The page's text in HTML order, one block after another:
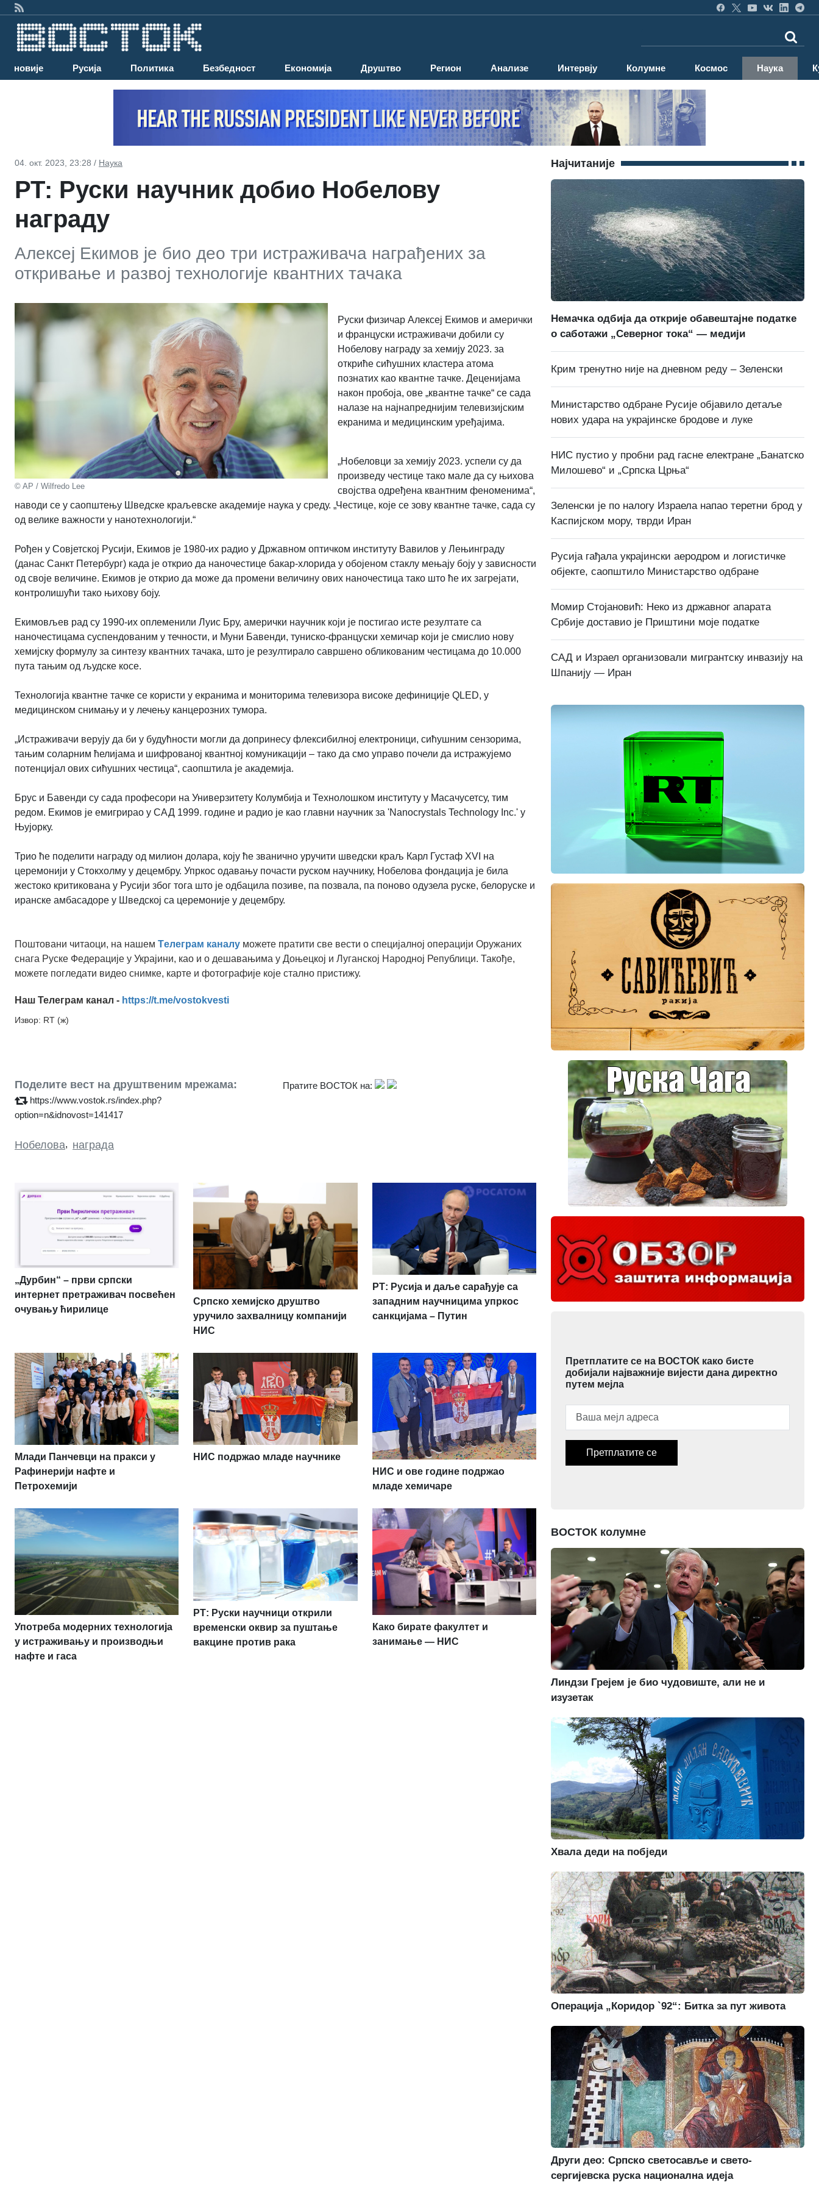
Најновије Русија Политика Безбедност Економија Друштво Регион Анализе Интервју Колумне Космос Наука
04. окт. 2023, 23:28 / Наука
РТ: Руски научник добио Нобелову
награду
Алексеј Екимов је био део три истраживача награђених за
откривање и развој технологије квантних тачака
© AP / Wilfredo Lee
Руски физичар Алексеј Екимов и амерички
и француски истраживачи добили су
Нобелову награду за хемију 2023. за
откриће сићушних кластера атома
познатих као квантне тачке. Деценијама
након пробоја, ове „квантне тачке“ се сада
налазе на најнапреднијим телевизијским
екранима и медицинским уређајима.
„Нобеловци за хемију 2023. успели су да
произведу честице тако мале да су њихова
својства одређена квантним феноменима“,
наводи се у саопштењу Шведске краљевске академије наука у среду. „Честице, које се зову квантне тачке, сада су
од велике важности у нанотехнологији.“
Рођен у Совјетској Русији, Екимов је 1980-их радио у Државном оптичком институту Вавилов у Лењинграду
(данас Санкт Петербург) када је открио да наночестице бакар-хлорида у обојеном стаклу мењају боју у зависности
од своје величине. Екимов је открио да може да промени величину ових наночестица тако што ће их загрејати,
контролишући тако њихову боју.
Екимовљев рад су 1990-их оплеменили Луис Бру, амерички научник који је постигао исте резултате са
наночестицама суспендованим у течности, и Муни Бавенди, туниско-француски хемичар који је смислио нову
хемијску формулу за синтезу квантних тачака, што је резултирало савршено обликованим честицама до 10.000
пута тањим од људске косе.
Технологија квантне тачке се користи у екранима и мониторима телевизора високе дефиниције QLED, у
медицинском снимању и у лечењу канцерозних тумора.
„Истраживачи верују да би у будућности могли да допринесу флексибилној електроници, сићушним сензорима,
тањим соларним ћелијама и шифрованој квантној комуникацији – тако да смо управо почели да истражујемо
потенцијал ових сићушних честица“, саопштила је академија.
Брус и Бавенди су сада професори на Универзитету Колумбија и Технолошком институту у Масачусетсу, тим
редом. Екимов је емигрирао у САД 1999. године и радио је као главни научник за 'Nanocrystals Technology Inc.' у
Њујорку.
Трио ће поделити награду од милион долара, коју ће званично уручити шведски краљ Карл Густаф XVI на
церемонији у Стокхолму у децембру. Упркос одавању почасти руском научнику, Нобелова фондација је била
жестоко критикована у Русији због тога што је одбацила позиве, па позвала, па поново одузела руске, белоруске и
иранске амбасадоре у Шведској са церемоније у децембру.
Поштовани читаоци, на нашем Tелеграм каналу можете пратити све вести о специјалној операцији Оружаних
снага Руске Федерације у Украјини, као и о дешавањима у Доњецкој и Луганској Народној Републици. Такође,
можете погледати видео снимке, карте и фотографије које стално пристижу.
Наш Телеграм канал - https://t.me/vostokvesti
Извор: RT (ж)
Поделите вест на друштвеним мрежама:
https://www.vostok.rs/index.php?
option=n&idnovost=141417
Пратите ВОСТОК на:
Нобелова, награда
„Дурбин“ – први српски
интернет претраживач посвећен
очувању ћирилице
Српско хемијско друштво
уручило захвалницу компанији
НИС
РТ: Русија и даље сарађује са
западним научницима упркос
санкцијама – Путин
Млади Панчевци на пракси у
Рафинерији нафте и
Петрохемији
НИС подржао младе научнике
НИС и ове године подржао
младе хемичаре
Употреба модерних технологија
у истраживању и производњи
нафте и гаса
РТ: Руски научници открили
временски оквир за пуштање
вакцине против рака
Како бирате факултет и
занимање — НИС
Најчитаније
Немачка одбија да открије обавештајне податке
о саботажи „Северног тока“ — медији
Крим тренутно није на дневном реду – Зеленски
Министарство одбране Русије објавило детаље
нових удара на украјинске бродове и луке
НИС пустио у пробни рад гасне електране „Банатско
Милошево“ и „Српска Црња“
Зеленски је по налогу Израела напао теретни брод у
Каспијском мору, тврди Иран
Русија гађала украјински аеродром и логистичке
објекте, саопштило Министарство одбране
Момир Стојановић: Неко из државног апарата
Србије доставио је Приштини моје податке
САД и Израел организовали мигрантску инвазију на
Шпанију — Иран
Претплатите се на ВОСТОК како бисте
добијали најважније вијести дана директно
путем мејла
Претплатите се
ВОСТОК колумне
Линдзи Грејем је био чудовиште, али не и
изузетак
Хвала деди на побједи
Операција „Коридор `92“: Битка за пут живота
Други део: Српско светосавље и свето-
сергијевска руска национална идеја